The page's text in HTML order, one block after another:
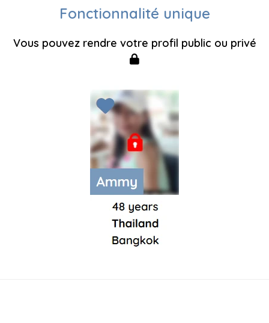
Fonctionnalité unique
Vous pouvez rendre votre profil public ou privé